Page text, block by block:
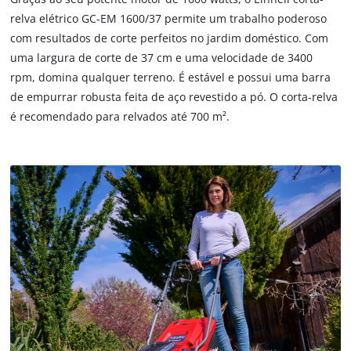
to
trackers
that
are
not
to
the
website
owner
needs
to
setup
the
site
with
their
CMP
to
relva elétrico GC-EM 1600/37 permite um trabalho poderoso
com resultados de corte perfeitos no jardim doméstico. Com
uma largura de corte de 37 cm e uma velocidade de 3400
rpm, domina qualquer terreno. É estável e possui uma barra
de empurrar robusta feita de aço revestido a pó. O corta-relva
é recomendado para relvados até 700 m².